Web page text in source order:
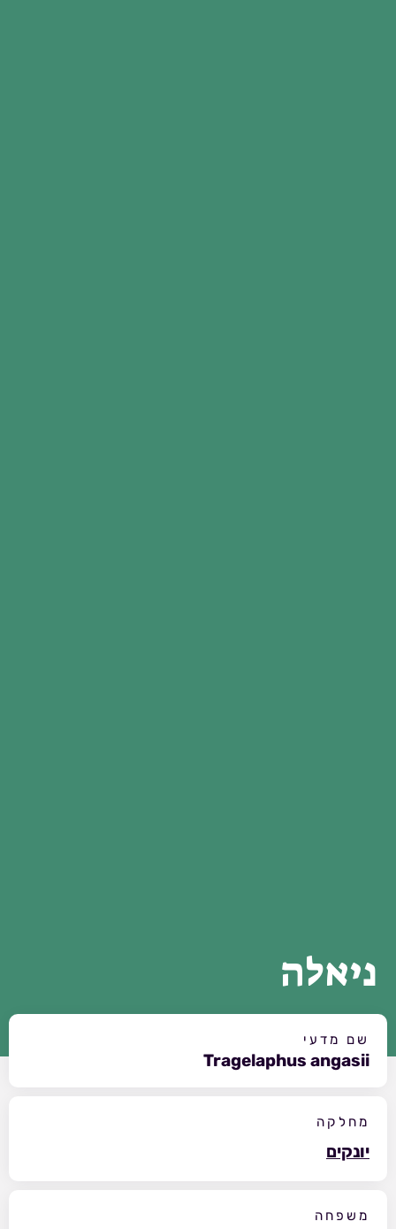
ניאלה
שם מדעי
Tragelaphus angasii
מחלקה
יונקים
משפחה